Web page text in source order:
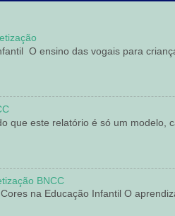
O ensino das vogais para
que este relatório é só um modelo,
BNCC
na Educação Infantil O